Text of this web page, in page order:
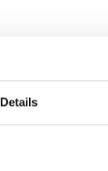
Details